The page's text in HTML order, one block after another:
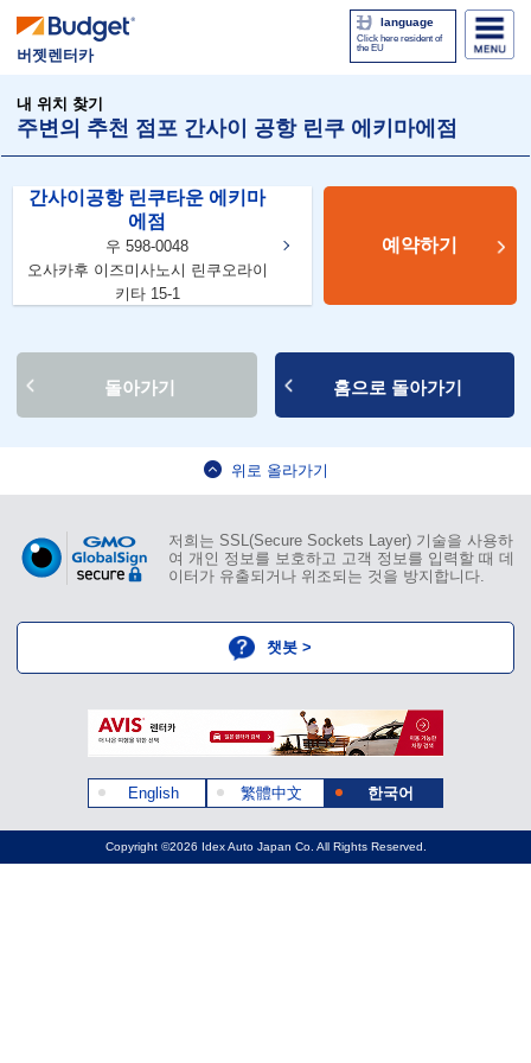
버젯렌터카
language
Click here resident of
the EU
내 위치 찾기
주변의 추천 점포 간사이 공항 린쿠 에키마에점
간사이공항 린쿠타운 에키마
에점
우 598-0048
오사카후 이즈미사노시 린쿠오라이
키타 15-1
예약하기
돌아가기 홈으로 돌아가기
위로 올라가기
저희는 SSL(Secure Sockets Layer) 기술을 사용하
여 개인 정보를 보호하고 고객 정보를 입력할 때 데
이터가 유출되거나 위조되는 것을 방지합니다.
챗봇 >
English 繁體中文 한국어
Copyright ©2026 Idex Auto Japan Co. All Rights Reserved.